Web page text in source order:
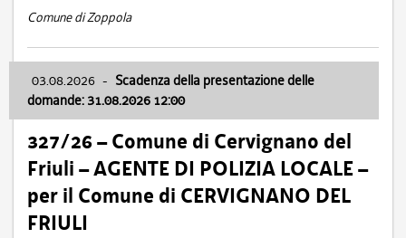
Comune di Zoppola
03.08.2026 - Scadenza della presentazione delle
domande: 31.08.2026 12:00
327/26 – Comune di Cervignano del
Friuli – AGENTE DI POLIZIA LOCALE –
per il Comune di CERVIGNANO DEL
FRIULI